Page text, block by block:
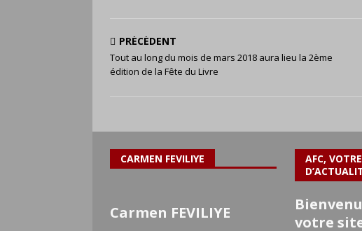
PRÉCÉDENT
Tout au long du mois de mars 2018 aura lieu la 2ème
édition de la Fête du Livre
CARMEN FEVILIYE
Carmen FEVILIYE
AFC,
votre